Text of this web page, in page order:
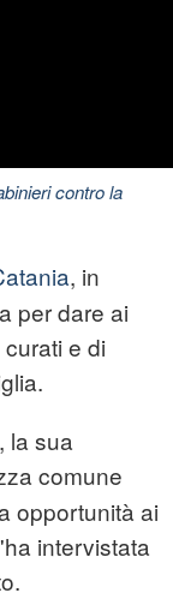
contro la
, in
per dare ai
e di
la sua
comune
opportunità ai
intervistata